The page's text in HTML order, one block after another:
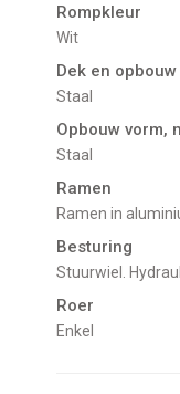
Rompkleur
Wit
Dek en
Staal
Opbouw vorm,
Staal
Ramen
Ramen in
Besturing
Stuurwiel.
Roer
Enkel